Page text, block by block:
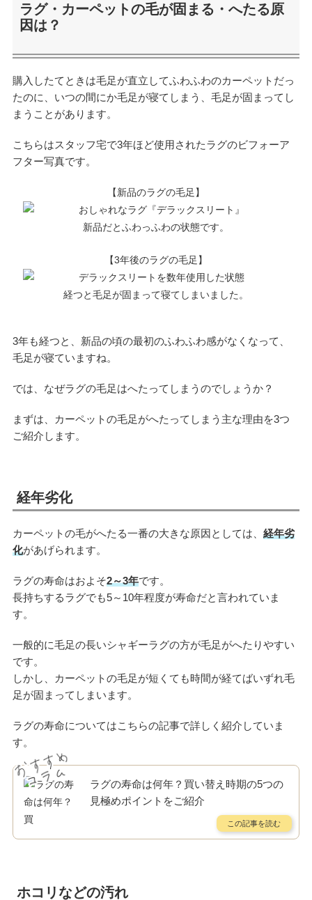
ラグ・カーペットの毛が固まる・へたる原
因は？
購入したてときは毛足が直立してふわふわのカーペットだっ
たのに、いつの間にか毛足が寝てしまう、毛足が固まってし
まうことがあります。
こちらはスタッフ宅で3年ほど使用されたラグのビフォーア
フター写真です。
【新品のラグの毛足】
新品だとふわっふわの状態です。
【3年後のラグの毛足】
経つと毛足が固まって寝てしまいました。
3年も経つと、新品の頃の最初のふわふわ感がなくなって、
毛足が寝ていますね。
では、なぜラグの毛足はへたってしまうのでしょうか？
まずは、カーペットの毛足がへたってしまう主な理由を3つ
ご紹介します。
経年劣化
カーペットの毛がへたる一番の大きな原因としては、 経年劣
化があげられます。
ラグの寿命はおよそ2～3年です。
長持ちするラグでも5～10年程度が寿命だと言われていま
す。
一般的に毛足の長いシャギーラグの方が毛足がへたりやすい
です。
しかし、カーペットの毛足が短くても時間が経てばいずれ毛
足が固まってしまいます。
ラグの寿命についてはこちらの記事で詳しく紹介していま
す。
ラグの寿命は何年？買い替え時期の5つの
見極めポイントをご紹介
ホコリなどの汚れ